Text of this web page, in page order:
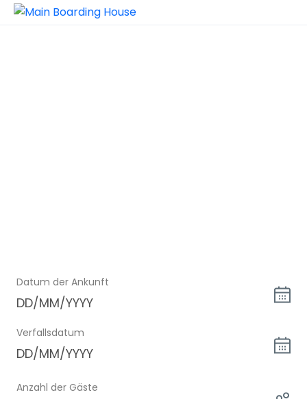
Datum der Ankunft
DD/MM/YYYY
Verfallsdatum
DD/MM/YYYY
Anzahl der Gäste